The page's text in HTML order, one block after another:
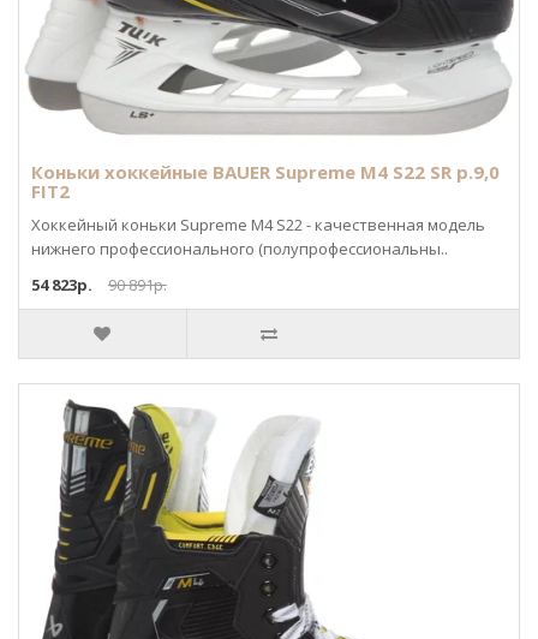
Коньки хоккейные BAUER Supreme M4 S22 SR р.9,0
FIT2
Хоккейный коньки Supreme M4 S22 - качественная модель
нижнего профессионального (полупрофессиональны..
54 823р.
90 891р.